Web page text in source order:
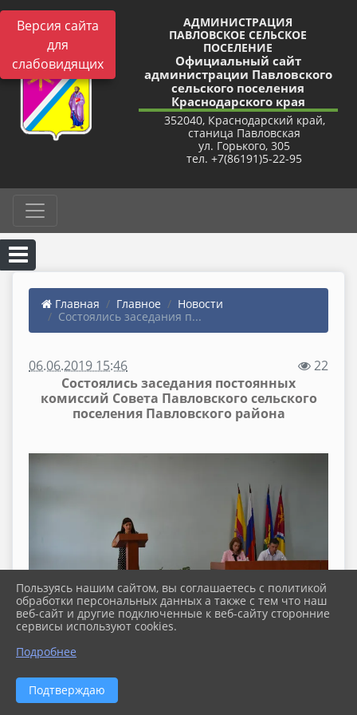
Версия сайта
для
слабовидящих
АДМИНИСТРАЦИЯ
ПАВЛОВСКОЕ СЕЛЬСКОЕ
ПОСЕЛЕНИЕ
Официальный сайт
администрации Павловского
сельского поселения
Краснодарского края
352040, Краснодарский край,
станица Павловская
ул. Горького, 305
тел. +7(86191)5-22-95
Главная Главное
Новости
Состоялись заседания п...
06.06.2019 15:46
22
Состоялись заседания постоянных
комиссий Совета Павловского сельского
поселения Павловского района
Пользуясь нашим сайтом, вы соглашаетесь с политикой
обработки персональных данных а также с тем что наш
веб-сайт и другие подключенные к веб-сайту сторонние
сервисы используют cookies.
Подробнее
Подтверждаю